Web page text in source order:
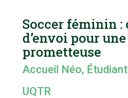
Soccer féminin :
d’envoi pour
prometteuse
Accueil Néo,
UQTR